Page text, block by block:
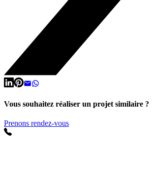
Vous souhaitez réaliser un projet similaire ?
Prenons rendez-vous